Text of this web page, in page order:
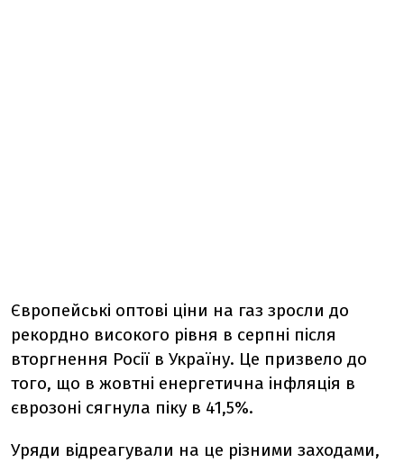
Європейські оптові ціни на газ зросли до
рекордно високого рівня в серпні після
вторгнення Росії в Україну. Це призвело до
того, що в жовтні енергетична інфляція в
єврозоні сягнула піку в 41,5%.
Уряди відреагували на це різними заходами,